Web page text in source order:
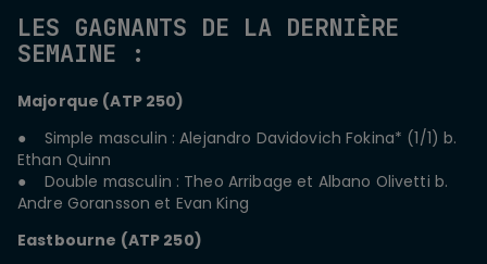
LES GAGNANTS DE LA DERNIÈRE
SEMAINE :
Majorque (ATP 250)
● Simple masculin : Alejandro Davidovich Fokina* (1/1) b.
Ethan Quinn
● Double masculin : Theo Arribage et Albano Olivetti b.
Andre Goransson et Evan King
Eastbourne (ATP 250)